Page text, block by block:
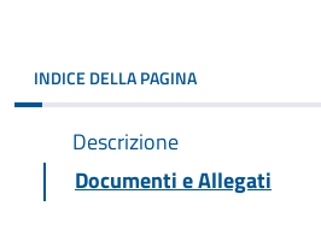
INDICE DELLA PAGINA
Descrizione
Documenti e Allegati